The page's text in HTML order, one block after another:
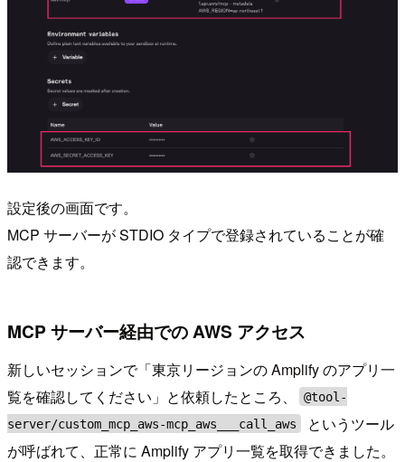
設定後の画面です。
MCP サーバーが STDIO タイプで登録されていることが確
認できます。
MCP サーバー経由での AWS アクセス
新しいセッションで「東京リージョンの Amplify のアプリ一
覧を確認してください」と依頼したところ、
@tool-
server/custom_mcp_aws-mcp_aws___call_aws
というツール
が呼ばれて、正常に Amplify アプリ一覧を取得できました。